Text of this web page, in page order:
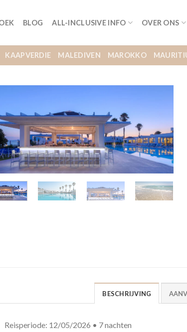
BLOG ALL-INCLUSIVE INFO OVER ONS
KAAPVERDIE MALEDIVEN MAROKKO
BESCHRIJVING
Reisperiode: 12/05/2026 • 7 nachten